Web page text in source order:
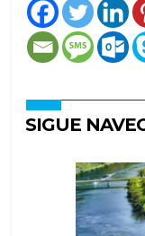
SIGUE